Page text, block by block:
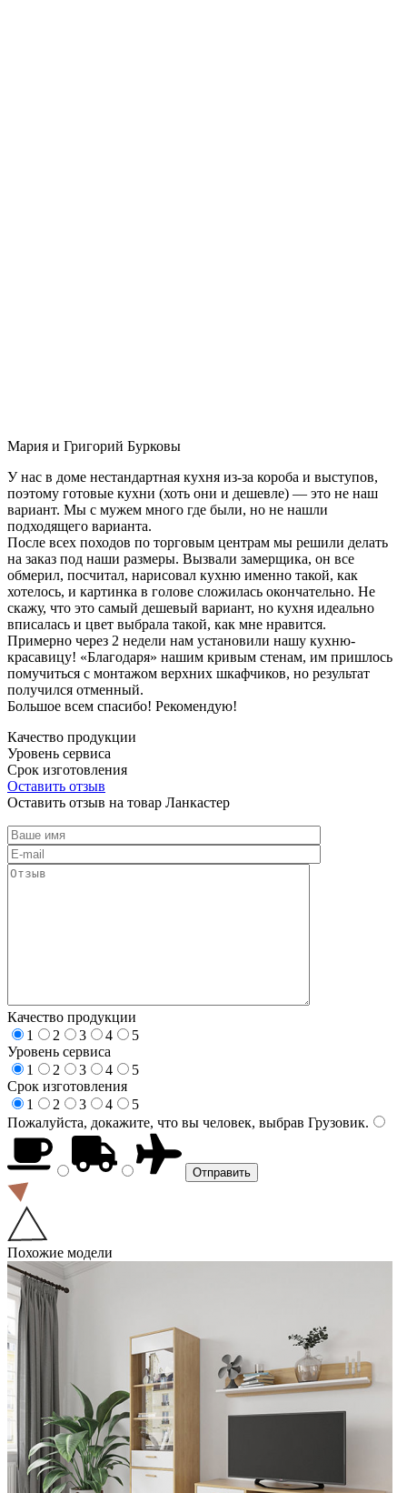
Мария и Григорий Бурковы
У нас в доме нестандартная кухня из-за короба и выступов,
поэтому готовые кухни (хоть они и дешевле) — это не наш
вариант. Мы с мужем много где были, но не нашли
подходящего варианта.
После всех походов по торговым центрам мы решили делать
на заказ под наши размеры. Вызвали замерщика, он все
обмерил, посчитал, нарисовал кухню именно такой, как
хотелось, и картинка в голове сложилась окончательно. Не
скажу, что это самый дешевый вариант, но кухня идеально
вписалась и цвет выбрала такой, как мне нравится.
Примерно через 2 недели нам установили нашу кухню-
красавицу! «Благодаря» нашим кривым стенам, им пришлось
помучиться с монтажом верхних шкафчиков, но результат
получился отменный.
Большое всем спасибо! Рекомендую!
Качество продукции
Уровень сервиса
Срок изготовления
Оставить отзыв
Оставить отзыв на товар Ланкастер
Качество продукции
1
2 3 4
5
Уровень сервиса
1
2 3 4
5
Срок изготовления
1
2 3 4
5
Пожалуйста, докажите, что вы человек, выбрав Грузовик.
Похожие модели